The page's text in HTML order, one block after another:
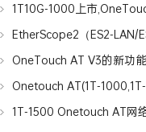
1T10G-1000上市
EtherScope2（ES2-LAN/
OneTouch AT V3的新功
Onetouch AT(1T-
1T-1500 Onetouch AT网